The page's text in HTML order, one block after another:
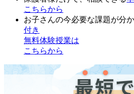
こちらから
お子さんの今必要な課題が分
付き
無料体験授業は
こちらから